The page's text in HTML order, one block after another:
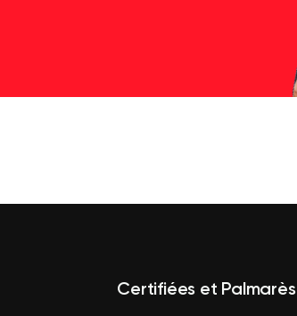
Certifiées et Palmarès